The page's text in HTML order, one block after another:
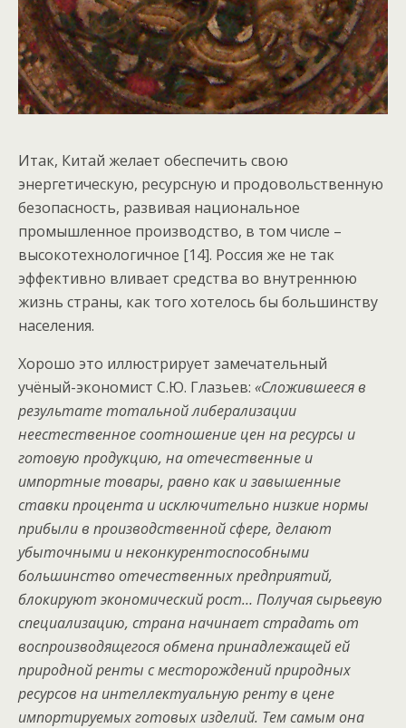
Итак, Китай желает обеспечить свою
энергетическую, ресурсную и продовольственную
безопасность, развивая национальное
промышленное производство, в том числе –
высокотехнологичное [14]. Россия же не так
эффективно вливает средства во внутреннюю
жизнь страны, как того хотелось бы большинству
населения.
Хорошо это иллюстрирует замечательный
учёный-экономист С.Ю. Глазьев: «Сложившееся в
результате тотальной либерализации
неестественное соотношение цен на ресурсы и
готовую продукцию, на отечественные и
импортные товары, равно как и завышенные
ставки процента и исключительно низкие нормы
прибыли в производственной сфере, делают
убыточными и неконкурентоспособными
большинство отечественных предприятий,
блокируют экономический рост… Получая сырьевую
специализацию, страна начинает страдать от
воспроизводящегося обмена принадлежащей ей
природной ренты с месторождений природных
ресурсов на интеллектуальную ренту в цене
импортируемых готовых изделий. Тем самым она